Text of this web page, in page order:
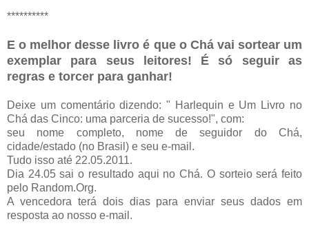
**********
E o melhor desse livro é que o Chá vai sortear um
exemplar para seus leitores! É só seguir as
regras e torcer para ganhar!
Deixe um comentário dizendo: " Harlequin e Um Livro no
Chá das Cinco: uma parceria de sucesso!", com:
seu nome completo, nome de seguidor do Chá,
cidade/estado (no Brasil) e seu e-mail.
Tudo isso até 22.05.2011.
Dia 24.05 sai o resultado aqui no Chá. O sorteio será feito
pelo Random.Org.
A vencedora terá dois dias para enviar seus dados em
resposta ao nosso e-mail.